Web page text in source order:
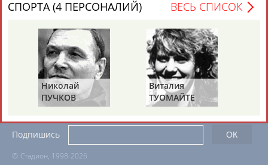
ЦЕЛИ ПРОЕКТА КОНТАКТЫ НАШИ КНОПКИ
Вопросы сотрудничества и совместной деятельностиinform@infosport.ru
© Стадион, 1998-2026
Подпишись
СПОРТА (4 ПЕРСОНАЛИЙ)
ВЕСЬ СПИСОК
Николай
ПУЧКОВ
Виталия
ТУОМАЙТЕ